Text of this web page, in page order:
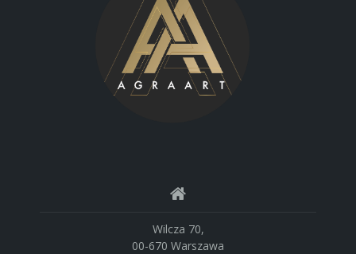
Wilcza 70,
00-670 Warszawa